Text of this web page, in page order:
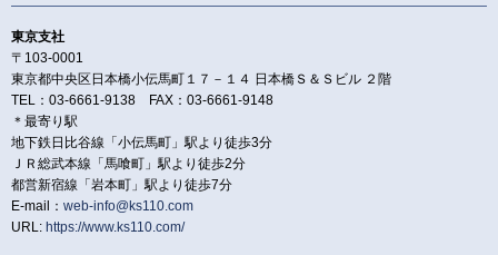
東京支社
〒103-0001
東京都中央区日本橋小伝馬町１７－１４ 日本橋Ｓ＆Ｓビル ２階
TEL：03-6661-9138 FAX：03-6661-9148
＊最寄り駅
地下鉄日比谷線「小伝馬町」駅より徒歩3分
ＪＲ総武本線「馬喰町」駅より徒歩2分
都営新宿線「岩本町」駅より徒歩7分
E-mail： web-info@ks110.com
URL: https://www.ks110.com/